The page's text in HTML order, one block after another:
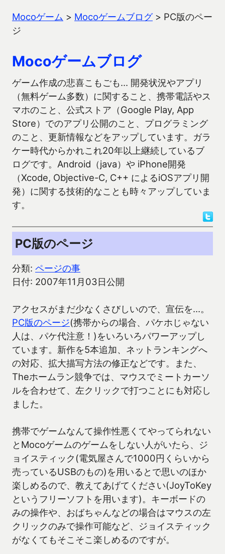
Mocoゲーム > Mocoゲームブログ> PC版のペー
ジ
Mocoゲームブログ
ゲーム作成の悲喜こもごも… 開発状況やアプリ
（無料ゲーム多数）に関すること、携帯電話やス
マホのこと、公式ストア（Google Play, App
Store）でのアプリ公開のこと、プログラミング
のこと、更新情報などをアップしています。ガラ
ケー時代からかれこれ20年以上継続しているブ
ログです。Android（java）や iPhone開発
（Xcode, Objective-C, C++ によるiOSアプリ開
発）に関する技術的なことも時々アップしていま
す。
PC版のページ
分類: ページの事
日付: 2007年11月03日公開
アクセスがまだ少なくさびしいので、宣伝を…。
PC版のページ(携帯からの場合、パケホじゃない
人は、パケ代注意！)をいろいろパワーアップし
ています。新作を5本追加、ネットランキングへ
の対応、拡大描写方法の修正などです。また、
Theホームラン競争では、マウスでミートカーソ
ルを合わせて、左クリックで打つことにも対応し
ました。
携帯でゲームなんて操作性悪くてやってられない
とMocoゲームのゲームをしない人がいたら、ジ
ョイスティック(電気屋さんで1000円くらいから
売っているUSBのもの)を用いるとで思いのほか
楽しめるので、教えてあげてください(JoyToKey
というフリーソフトを用います)。キーボードの
みの操作や、おばちゃんなどの場合はマウスの左
クリックのみで操作可能など、ジョイスティック
がなくてもそこそこ楽しめるのですが。